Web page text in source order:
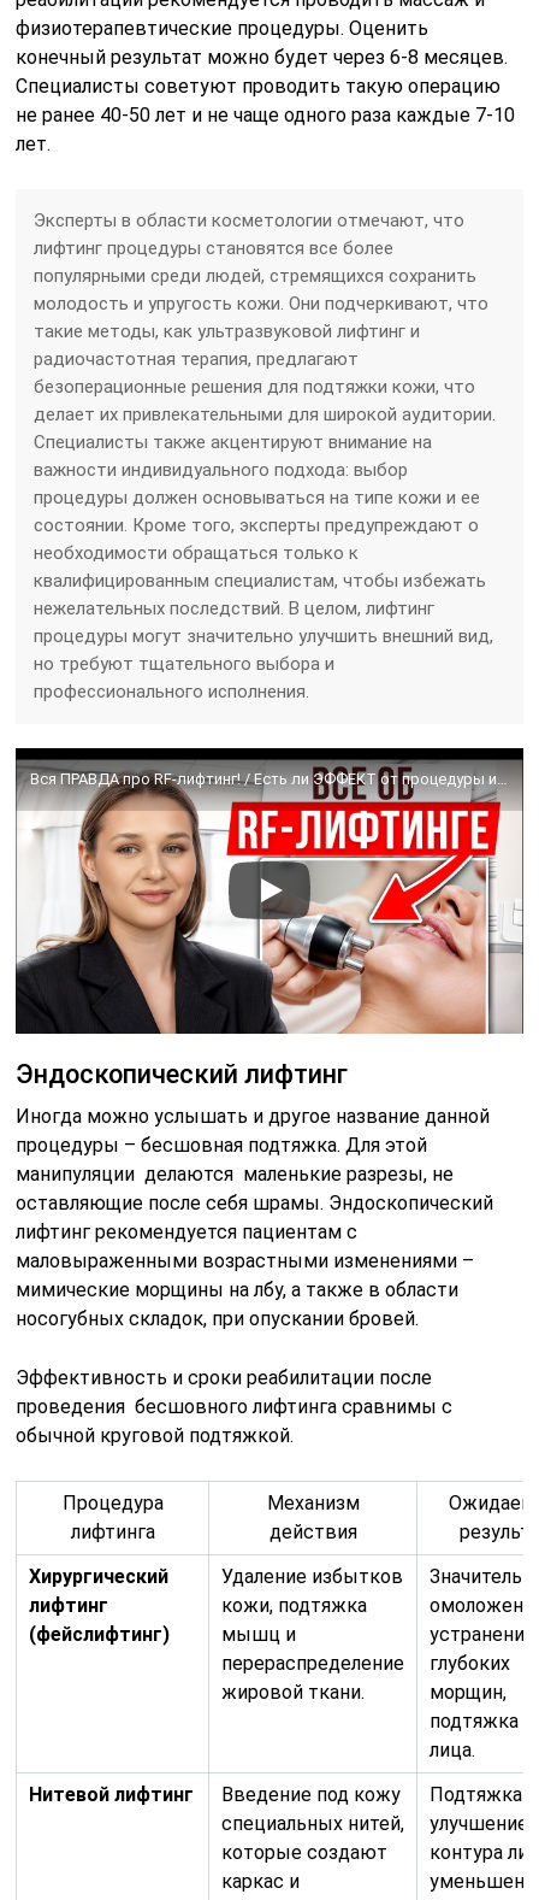
физиотерапевтические процедуры. Оценить
конечный результат можно будет через 6-8 месяцев.
Специалисты советуют проводить такую операцию
не ранее 40-50 лет и не чаще одного раза каждые 7-10
лет.
Эксперты в области косметологии отмечают, что
лифтинг процедуры становятся все более
популярными среди людей, стремящихся сохранить
молодость и упругость кожи. Они подчеркивают, что
такие методы, как ультразвуковой лифтинг и
радиочастотная терапия, предлагают
безоперационные решения для подтяжки кожи, что
делает их привлекательными для широкой аудитории.
Специалисты также акцентируют внимание на
важности индивидуального подхода: выбор
процедуры должен основываться на типе кожи и ее
состоянии. Кроме того, эксперты предупреждают о
необходимости обращаться только к
квалифицированным специалистам, чтобы избежать
нежелательных последствий. В целом, лифтинг
процедуры могут значительно улучшить внешний вид,
но требуют тщательного выбора и
профессионального исполнения.
Вся ПРАВДА про RF-лифтинг! / Есть ли ЭФФЕКТ от процедуры и СКОЛЬКО он держится?
Эндоскопический лифтинг
Иногда можно услышать и другое название данной
процедуры – бесшовная подтяжка. Для этой
манипуляции делаются маленькие разрезы, не
оставляющие после себя шрамы. Эндоскопический
лифтинг рекомендуется пациентам с
маловыраженными возрастными изменениями –
мимические морщины на лбу, а также в области
носогубных складок, при опускании бровей.
Эффективность и сроки реабилитации после
проведения бесшовного лифтинга сравнимы с
обычной круговой подтяжкой.
Процедура
лифтинга
Механизм
действия
Хирургический
лифтинг
(фейслифтинг)
Удаление избытков
кожи, подтяжка
мышц и
перераспределение
жировой ткани.
устранение
глубоких
морщин,
подтяжка
лица.
Нитевой лифтинг
Введение под кожу
специальных нитей,
которые создают
каркас и
Подтяжка
улучшение
контура